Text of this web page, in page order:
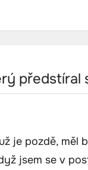
předstíral
je pozdě,
jsem se v